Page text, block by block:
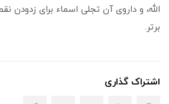
الله، و داروی آن تجلی اسماء برای زدودن
برتر.
اشتراک گذاری